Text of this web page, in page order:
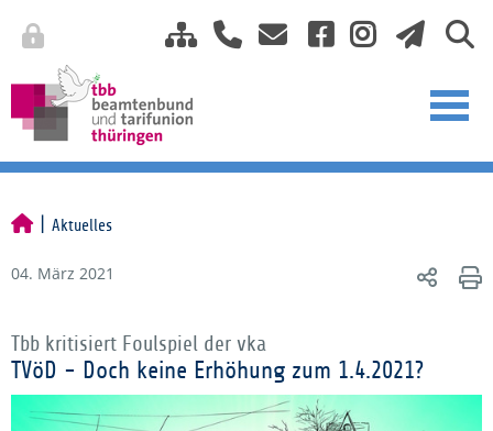
Aktuelles
04. März 2021
Tbb kritisiert Foulspiel der vka
TVöD - Doch keine Erhöhung zum 1.4.2021?